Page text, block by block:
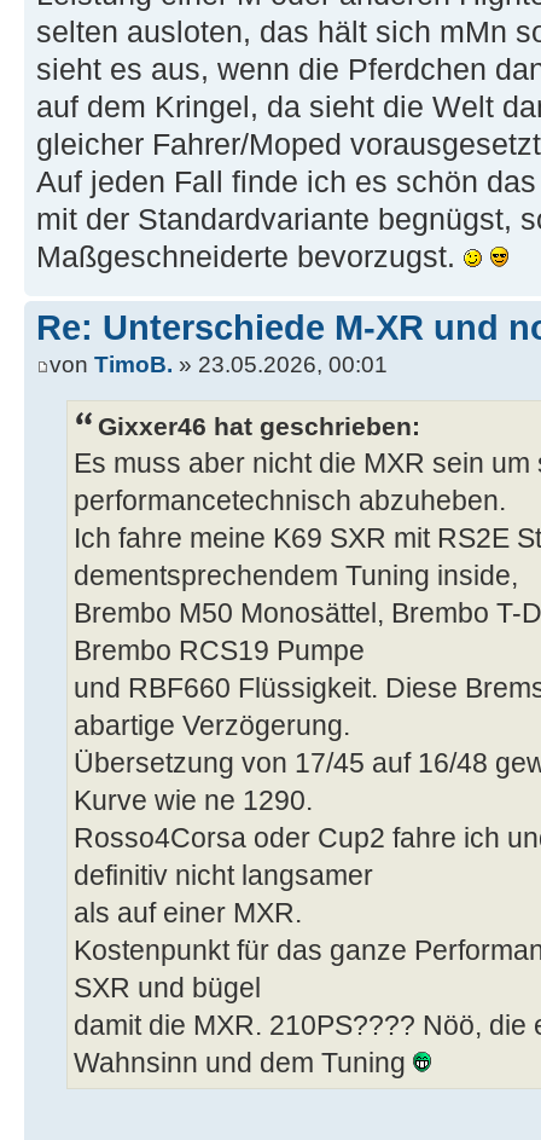
selten ausloten, das hält sich mMn
sieht es aus, wenn die Pferdchen
auf dem Kringel, da sieht die Welt
gleicher Fahrer/Moped
Auf jeden Fall finde ich es schön
mit der Standardvariante begnügst,
Maßgeschneiderte bevorzugst.
Re: Unterschiede M-XR und
von TimoB. » 23.05.2026, 00:01
Gixxer46 hat geschrieben:
Es muss aber nicht die MXR sein
performancetechnisch abzuheben.
Ich fahre meine K69 SXR mit RS2E
dementsprechendem Tuning inside,
Brembo M50 Monosättel, Brembo T-
Brembo RCS19 Pumpe
und RBF660 Flüssigkeit. Diese
abartige Verzögerung.
Übersetzung von 17/45 auf 16/48
Kurve wie ne 1290.
Rosso4Corsa oder Cup2 fahre ich
definitiv nicht langsamer
als auf einer MXR.
Kostenpunkt für das ganze
SXR und bügel
damit die MXR. 210PS???? Nöö,
Wahnsinn und dem Tuning